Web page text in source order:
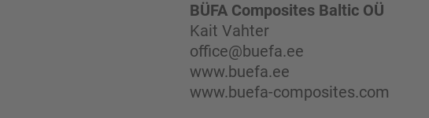
BÜFA Composites Baltic OÜ
Kait Vahter
office@buefa.ee
www.buefa.ee
www.buefa-composites.com